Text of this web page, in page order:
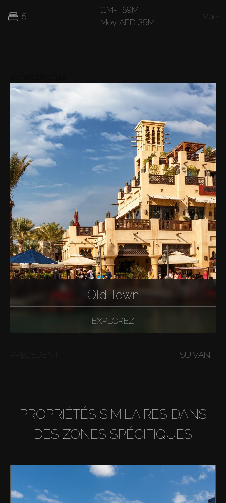
5
11M- 59M
Moy. AED 39M
Vue
Old Town
EXPLOREZ
SUIVANT
PROPRIÉTÉS SIMILAIRES DANS
DES ZONES SPÉCIFIQUES